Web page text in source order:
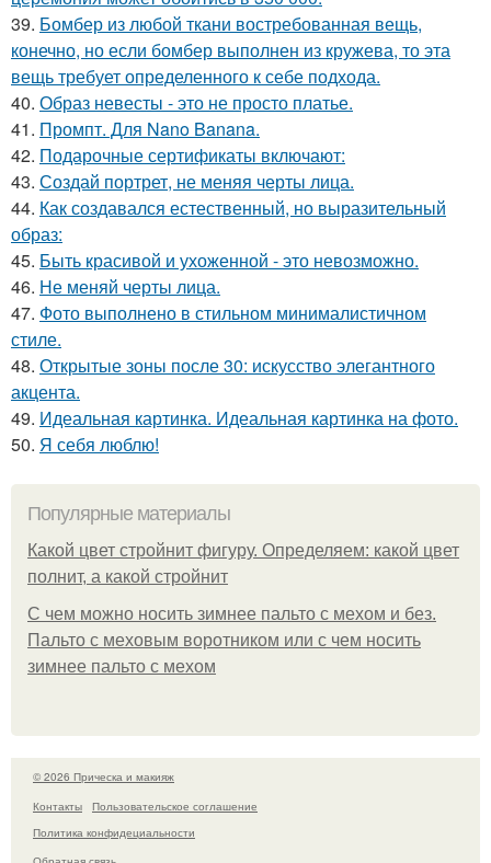
39. Бомбер из любой ткани востребованная вещь,
конечно, но если бомбер выполнен из кружева, то эта
вещь требует определенного к себе подхода.
40. Образ невесты - это не просто платье.
41. Промпт. Для Nano Banana.
42. Подарочные сертификаты включают:
43. Создай портрет, не меняя черты лица.
44. Как создавался естественный, но выразительный
образ:
45. Быть красивой и ухоженной - это невозможно.
46. Не меняй черты лица.
47. Фото выполнено в стильном минималистичном
стиле.
48. Открытые зоны после 30: искусство элегантного
акцента.
49. Идеальная картинка. Идеальная картинка на фото.
50. Я себя люблю!
Популярные материалы
Какой цвет стройнит фигуру. Определяем: какой цвет
полнит, а какой стройнит
C чем можно носить зимнее пальто с мехом и без.
Пальто с меховым воротником или с чем носить
зимнее пальто с мехом
© 2026 Прическа и макияж
Контакты
Пользовательское соглашение
Политика конфидециальности